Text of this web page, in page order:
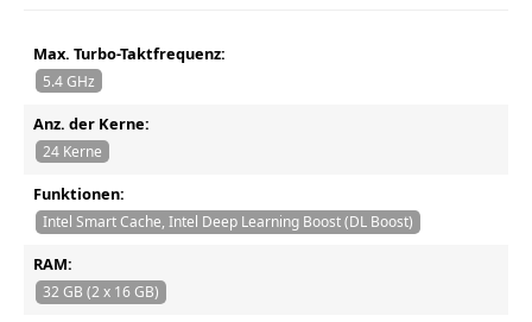
Max. Turbo-Taktfrequenz:
5.4 GHz
Anz. der Kerne:
24 Kerne
Funktionen:
Intel Smart Cache, Intel Deep Learning Boost (DL Boost)
RAM:
32 GB (2 x 16 GB)